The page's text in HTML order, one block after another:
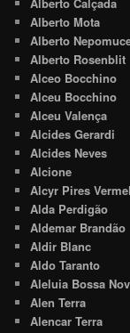
Alberto Mota
Alberto
Alberto Rosenblit
Alceo Bocchino
Alceu Bocchino
Alceu Valença
Alcides Gerardi
Alcides Neves
Alcione
Alcyr Pires
Alda Perdigão
Aldemar Brandão
Aldir Blanc
Aldo Taranto
Aleluia Bossa
Alen Terra
Alencar Terra